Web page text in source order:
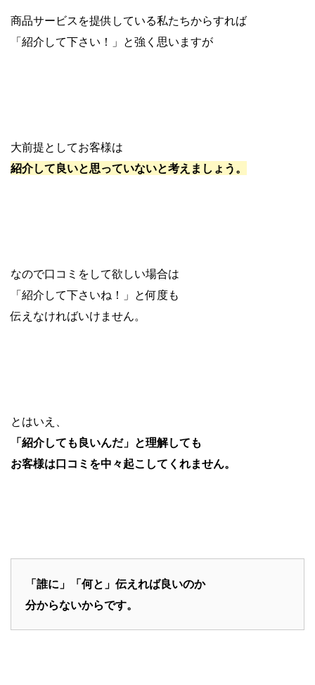
商品サービスを提供している私たちからすれば
「紹介して下さい！」と強く思いますが
大前提としてお客様は
紹介して良いと思っていないと考えましょう。
なので口コミをして欲しい場合は
「紹介して下さいね！」と何度も
伝えなければいけません。
とはいえ、
「紹介しても良いんだ」と理解しても
お客様は口コミを中々起こしてくれません。
「誰に」「何と」伝えれば良いのか
分からないからです。